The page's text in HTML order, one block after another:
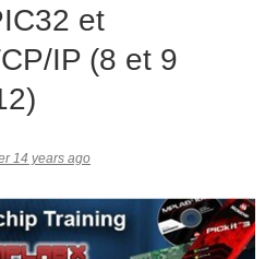
et
IP (8 et 9
14 years ago